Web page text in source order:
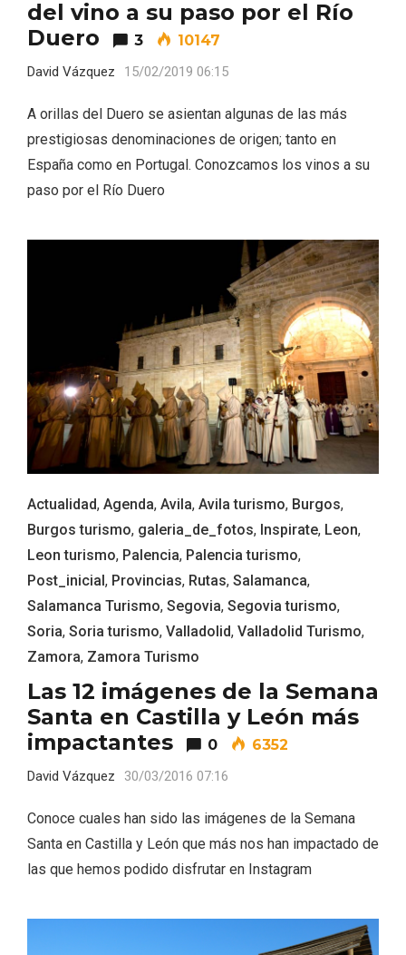
del vino a su paso por el Río
Duero
3 10147
David Vázquez 15/02/2019 06:15
A orillas del Duero se asientan algunas de las más
prestigiosas denominaciones de origen; tanto en
España como en Portugal. Conozcamos los vinos a su
paso por el Río Duero
Actualidad, Agenda, Avila, Avila turismo, Burgos,
Burgos turismo, galeria_de_fotos, Inspirate, Leon,
Leon turismo, Palencia, Palencia turismo,
Post_inicial, Provincias, Rutas, Salamanca,
Salamanca Turismo, Segovia, Segovia turismo,
Soria, Soria turismo, Valladolid, Valladolid Turismo,
Zamora, Zamora Turismo
Las 12 imágenes de la Semana
Santa en Castilla y León más
impactantes
0 6352
David Vázquez 30/03/2016 07:16
Conoce cuales han sido las imágenes de la Semana
Santa en Castilla y León que más nos han impactado de
las que hemos podido disfrutar en Instagram
Conciertos gratuitos del coro Wetherby
Preparatory School en Ávila y Salamanca